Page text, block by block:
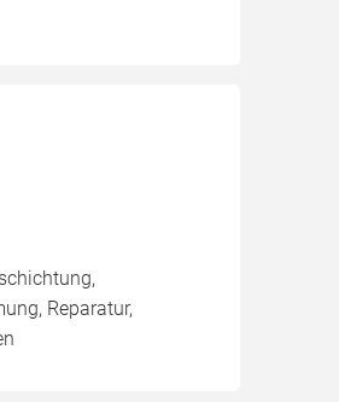
Reparatur,